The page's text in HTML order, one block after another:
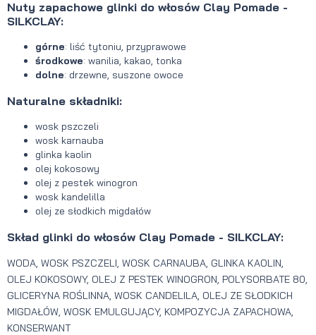
Nuty zapachowe glinki do włosów Clay Pomade -
SILKCLAY:
górne: liść tytoniu, przyprawowe
środkowe: wanilia, kakao, tonka
dolne: drzewne, suszone owoce
Naturalne składniki:
wosk pszczeli
wosk karnauba
glinka kaolin
olej kokosowy
olej z pestek winogron
wosk kandelilla
olej ze słodkich migdałów
Skład glinki do włosów Clay Pomade - SILKCLAY:
WODA, WOSK PSZCZELI, WOSK CARNAUBA, GLINKA KAOLIN,
OLEJ KOKOSOWY, OLEJ Z PESTEK WINOGRON, POLYSORBATE 80,
GLICERYNA ROŚLINNA, WOSK CANDELILA, OLEJ ZE SŁODKICH
MIGDAŁÓW, WOSK EMULGUJĄCY, KOMPOZYCJA ZAPACHOWA,
KONSERWANT